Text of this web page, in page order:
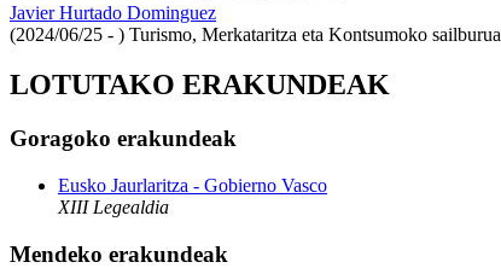
Javier Hurtado Dominguez
(2024/06/25 - ) Turismo, Merkataritza eta Kontsumoko sailburua
LOTUTAKO ERAKUNDEAK
Goragoko erakundeak
Eusko Jaurlaritza - Gobierno Vasco
XIII Legealdia
Mendeko erakundeak